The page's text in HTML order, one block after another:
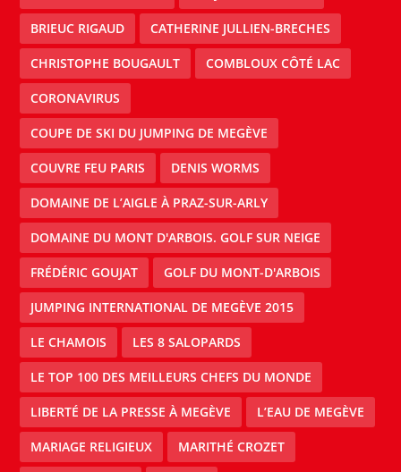
BRIEUC RIGAUD CATHERINE JULLIEN-BRECHES
CHRISTOPHE BOUGAULT COMBLOUX CÔTÉ LAC
CORONAVIRUS
COUPE DE SKI DU JUMPING DE MEGÈVE
COUVRE FEU PARIS DENIS WORMS
DOMAINE DE L’AIGLE À PRAZ-SUR-ARLY
DOMAINE DU MONT D'ARBOIS. GOLF SUR NEIGE
FRÉDÉRIC GOUJAT GOLF DU MONT-D'ARBOIS
JUMPING INTERNATIONAL DE MEGÈVE 2015
LE CHAMOIS LES 8 SALOPARDS
LE TOP 100 DES MEILLEURS CHEFS DU MONDE
LIBERTÉ DE LA PRESSE À MEGÈVE L’EAU DE MEGÈVE
MARIAGE RELIGIEUX MARITHÉ CROZET